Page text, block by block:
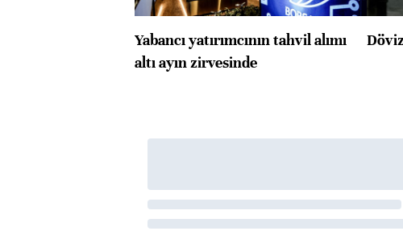
Yabancı yatırımcının tahvil alımı
altı ayın zirvesinde